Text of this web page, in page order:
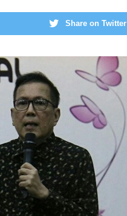
Share on Twitter